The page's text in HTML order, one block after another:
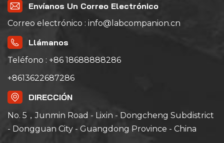
Envíanos Un Correo Electrónico
Correo electrónico : info@labcompanion.cn
Llámanos
Teléfono : +86 18688888286
+8613622687286
DIRECCIÓN
No. 5，Junmin Road - Lixin - Dongcheng Subdistrict
- Dongguan City - Guangdong Province - China